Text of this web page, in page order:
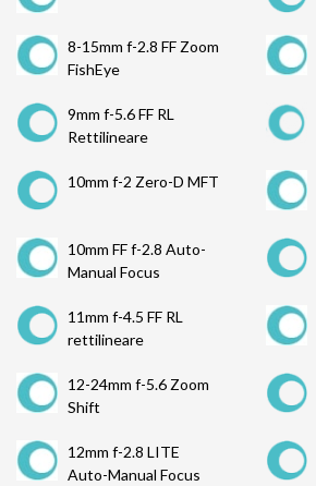
8-15mm f-2.8 FF Zoom
FishEye
9mm f-5.6 FF RL
Rettilineare
10mm f-2 Zero-D MFT
10mm FF f-2.8 Auto-
Manual Focus
11mm f-4.5 FF RL
rettilineare
12-24mm f-5.6 Zoom
Shift
12mm f-2.8 LITE
Auto-Manual Focus